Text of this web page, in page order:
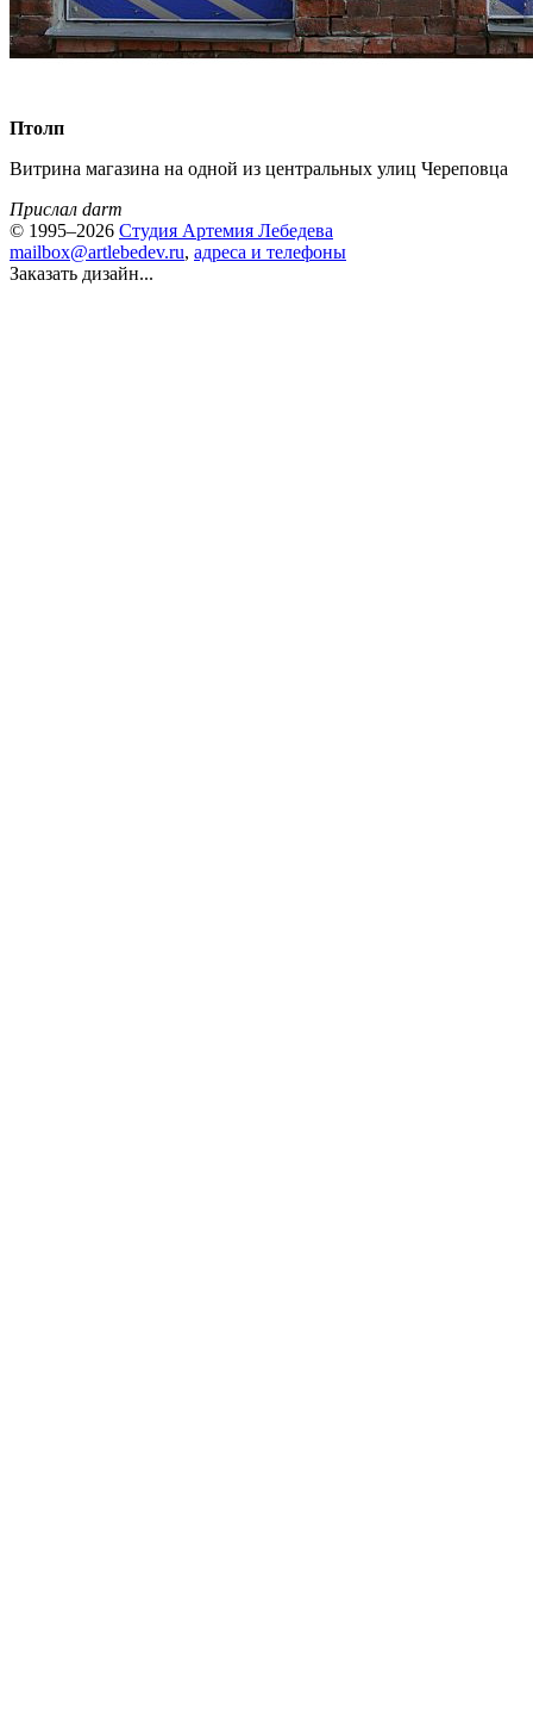
Птолп
Витрина магазина на одной из центральных улиц Череповца
Прислал darm
© 1995–2026 Студия Артемия Лебедева
mailbox@artlebedev.ru, адреса и телефоны
Заказать дизайн...